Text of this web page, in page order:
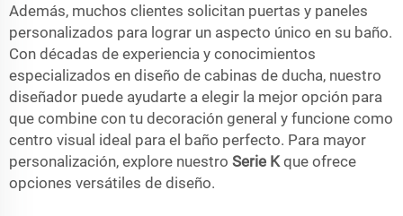
Además, muchos clientes solicitan puertas y paneles
personalizados para lograr un aspecto único en su baño.
Con décadas de experiencia y conocimientos
especializados en diseño de cabinas de ducha, nuestro
diseñador puede ayudarte a elegir la mejor opción para
que combine con tu decoración general y funcione como
centro visual ideal para el baño perfecto. Para mayor
personalización, explore nuestro Serie Kque ofrece
opciones versátiles de diseño.